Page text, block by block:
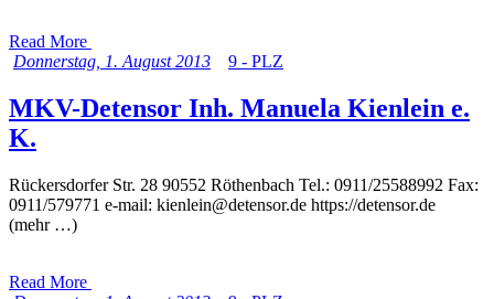
Read More
Donnerstag, 1. August 2013
9 - PLZ
MKV-Detensor Inh. Manuela Kienlein e.
K.
Rückersdorfer Str. 28 90552 Röthenbach Tel.: 0911/25588992 Fax:
0911/579771 e-mail: kienlein@detensor.de https://detensor.de
(mehr …)
Read More